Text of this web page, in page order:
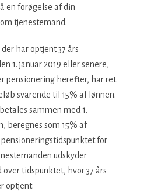
en forøgelse af din
tjenestemand.
har optjent 37 års
1. januar 2019 eller senere,
pensionering herefter, har ret
svarende til 15% af lønnen.
sammen med 1.
beregnes som 15% af
for
udskyder
over tidspunktet, hvor 37 års
optjent.